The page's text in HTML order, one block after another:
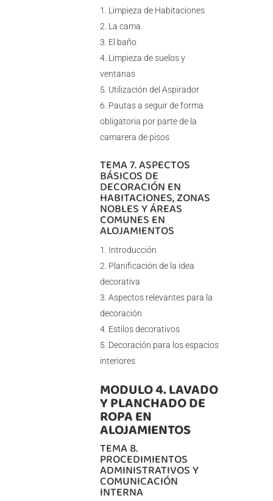
Limpieza de Habitaciones
La cama
El baño
Limpieza de suelos y
ventanas
Utilización del Aspirador
Pautas a seguir de forma
obligatoria por parte de la
camarera de pisos
TEMA 7. ASPECTOS
BÁSICOS DE
DECORACIÓN EN
HABITACIONES, ZONAS
NOBLES Y ÁREAS
COMUNES EN
ALOJAMIENTOS
Introducción
Planificación de la idea
decorativa
Aspectos relevantes para la
decoración
Estilos decorativos
Decoración para los espacios
interiores
MODULO 4. LAVADO
Y PLANCHADO DE
ROPA EN
ALOJAMIENTOS
TEMA 8.
PROCEDIMIENTOS
ADMINISTRATIVOS Y
COMUNICACIÓN
INTERNA